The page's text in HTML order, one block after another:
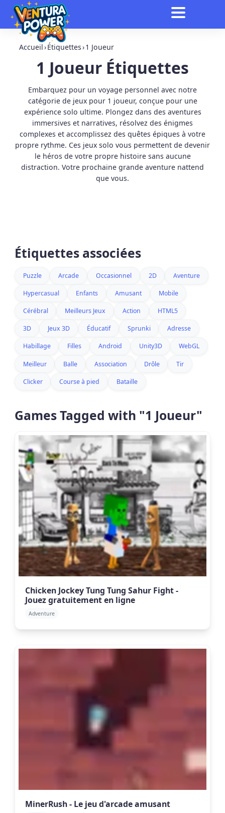
Accueil›Étiquettes›1 Joueur
1 Joueur Étiquettes
Embarquez pour un voyage personnel avec notre
catégorie de jeux pour 1 joueur, conçue pour une
expérience solo ultime. Plongez dans des aventures
immersives et narratives, résolvez des énigmes
complexes et accomplissez des quêtes épiques à votre
propre rythme. Ces jeux solo vous permettent de devenir
le héros de votre propre histoire sans aucune
distraction. Votre prochaine grande aventure nattend
que vous.
Étiquettes associées
Puzzle Arcade Occasionnel 2D Aventure
Hypercasual Enfants Amusant Mobile
Cérébral Meilleurs Jeux Action HTML5
3D Jeux 3D Éducatif Sprunki Adresse
Habillage Filles Android Unity3D WebGL
Meilleur Balle Association Drôle Tir
Clicker Course à pied Bataille
Games Tagged with "1 Joueur"
Chicken Jockey Tung Tung Sahur Fight -
Jouez gratuitement en ligne
Adventure
MinerRush - Le jeu d'arcade amusant